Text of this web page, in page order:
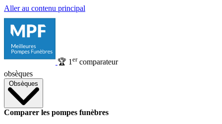
Aller au contenu principal
🏆 1 ercomparateur
obsèques
Obsèques
Comparer les pompes funèbres